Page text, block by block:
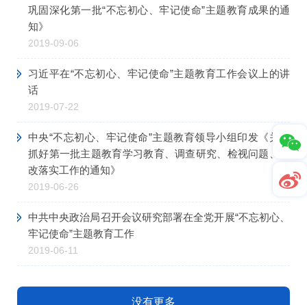
巩固深化第一批“不忘初心、牢记使命”主题教育成果的通
知》
2019-09-06
习近平在“不忘初心、牢记使命”主题教育工作会议上的讲
话
2019-07-22
中央“不忘初心、牢记使命”主题教育领导小组印发《关于
抓好第一批主题教育学习教育、调查研究、检视问题、整
改落实工作的通知》
2019-06-26
中共中央政治局召开会议研究部署在全党开展“不忘初心、
牢记使命”主题教育工作
2019-06-11
没有更多